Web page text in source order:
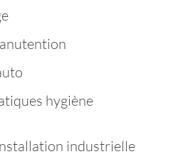
hygiène
industrielle